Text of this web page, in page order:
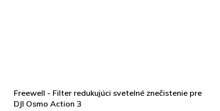
Freewell - Filter redukujúci svetelné znečistenie pre
DJI Osmo Action 3